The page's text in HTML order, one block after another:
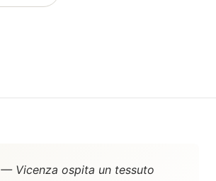
— Vicenza ospita un tessuto